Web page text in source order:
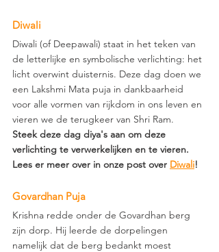
Diwali
Diwali (of Deepawali) staat in het teken van
de letterlijke en symbolische verlichting: het
licht overwint duisternis. Deze dag doen we
een Lakshmi Mata puja in dankbaarheid
voor alle vormen van rijkdom in ons leven en
vieren we de terugkeer van Shri Ram.
Steek deze dag diya's aan om deze
verlichting te verwerkelijken en te vieren.
Lees er meer over in onze post over Diwali!
Govardhan Puja
Krishna redde onder de Govardhan berg
zijn dorp. Hij leerde de dorpelingen
namelijk dat de berg bedankt moest